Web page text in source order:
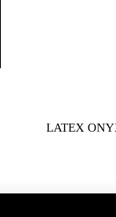
LATEX